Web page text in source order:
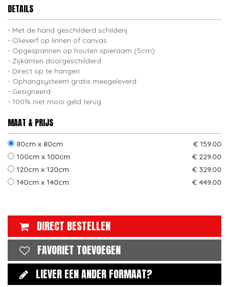
DETAILS
Met de hand geschilderd schilderij
Olieverf op linnen of canvas
Opgespannen op houten spieraam (5cm)
Zijkanten doorgeschilderd
Direct op te hangen
Ophangsysteem gratis meegeleverd
Gesigneerd
100% niet mooi geld terug
MAAT & PRIJS
80cm x 80cm
€ 159.00
100cm x 100cm
€ 229.00
120cm x 120cm
€ 329.00
140cm x 140cm
€ 449.00
DIRECT BESTELLEN
FAVORIET TOEVOEGEN
LIEVER EEN ANDER FORMAAT?